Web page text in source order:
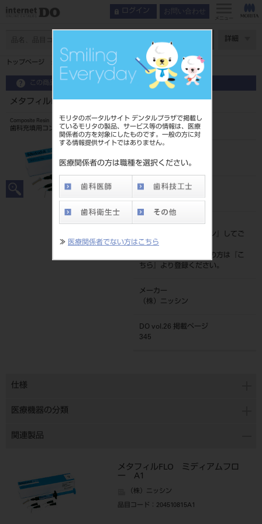
モリタのポータルサイト デンタルプラザで掲載し
ているモリタの製品、サービス等の情報は、医療
関係者の方を対象にしたものです。一般の方に対
する情報提供サイトではありません。
医療関係者の方は職種を選択ください。
≫ 医療関係者でない方はこちら
ログイン お問い合わせ
メニュー
詳細
トップページ メタフィルFLO ミディアムフロー CV
この商品に関するお問い合わせ
メタフィルFLO ミディアムフロー CV
Composite Resin
歯科充填用コンポジットレジン
204510815CV
JAN/EANコード
標準価格
ログイン
』してご
覧ください。
ネット会員登録がまだの方は『
こ
ちら
』より登録ください。
メーカー
（株）ニッシン
DO vol.26 掲載ページ
345
仕様
医療機器の分類
関連製品
メタフィルFLO ミディアムフロ
ー A1
（株）ニッシン
品目コード ：204510815A1